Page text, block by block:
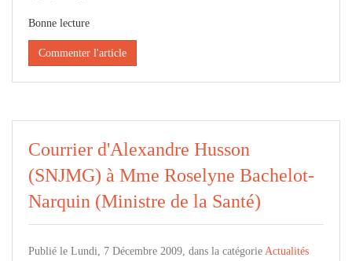
Bonne lecture
Commenter l'article
Courrier d'Alexandre Husson
(SNJMG) à Mme Roselyne Bachelot-
Narquin (Ministre de la Santé)
Publié le Lundi, 7 Décembre 2009, dans la catégorie Actualités